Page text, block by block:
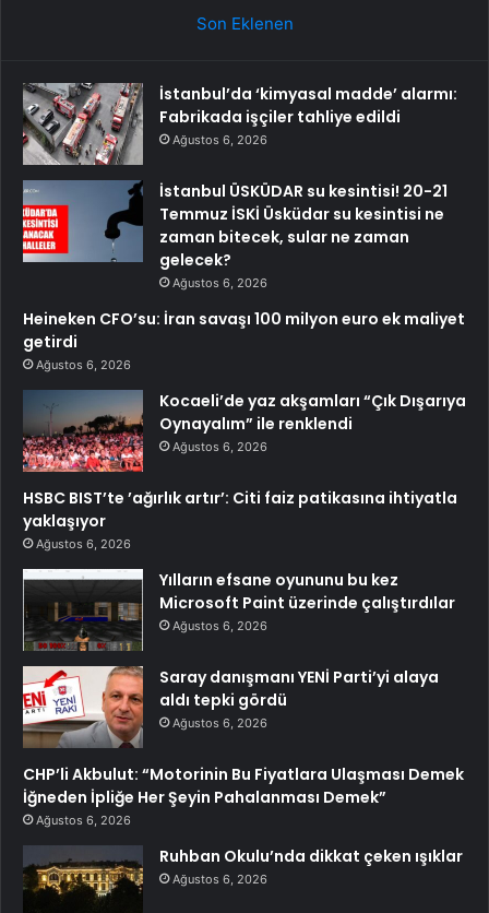
Son Eklenen
İstanbul’da ‘kimyasal madde’ alarmı:
Fabrikada işçiler tahliye edildi
Ağustos 6, 2026
İstanbul ÜSKÜDAR su kesintisi! 20-21
Temmuz İSKİ Üsküdar su kesintisi ne
zaman bitecek, sular ne zaman
gelecek?
Ağustos 6, 2026
Heineken CFO’su: İran savaşı 100 milyon euro ek maliyet
getirdi
Ağustos 6, 2026
Kocaeli’de yaz akşamları “Çık Dışarıya
Oynayalım” ile renklendi
Ağustos 6, 2026
HSBC BIST’te ’ağırlık artır’: Citi faiz patikasına ihtiyatla
yaklaşıyor
Ağustos 6, 2026
Yılların efsane oyununu bu kez
Microsoft Paint üzerinde çalıştırdılar
Ağustos 6, 2026
Saray danışmanı YENİ Parti’yi alaya
aldı tepki gördü
Ağustos 6, 2026
CHP’li Akbulut: “Motorinin Bu Fiyatlara Ulaşması Demek
İğneden İpliğe Her Şeyin Pahalanması Demek”
Ağustos 6, 2026
Ruhban Okulu’nda dikkat çeken ışıklar
Ağustos 6, 2026